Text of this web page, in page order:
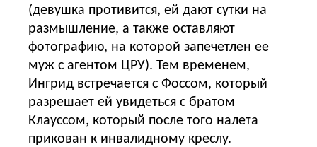
(девушка противится, ей дают сутки на
размышление, а также оставляют
фотографию, на которой запечетлен ее
муж с агентом ЦРУ). Тем временем,
Ингрид встречается с Фоссом, который
разрешает ей увидеться с братом
Клауссом, который после того налета
прикован к инвалидному креслу.